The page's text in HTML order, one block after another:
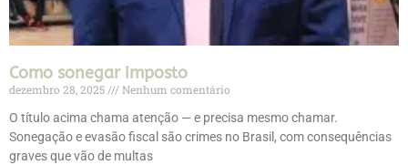
Como sonegar imposto
dezembro 28, 2025
Nenhum comentário
O título acima chama atenção — e precisa mesmo chamar.
Sonegação e evasão fiscal são crimes no Brasil, com consequências
graves que vão de multas